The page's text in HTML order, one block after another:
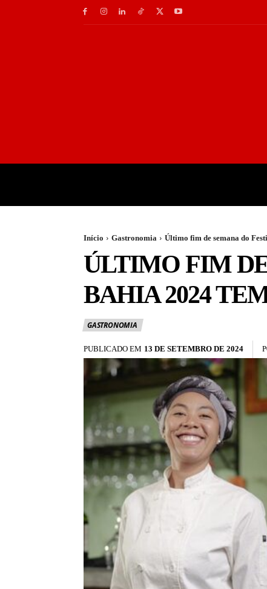
Início Gastronomia Último fim de semana do
ÚLTIMO FIM
BAHIA 2024
GASTRONOMIA
PUBLICADO EM 13 DE SETEMBRO DE 2024